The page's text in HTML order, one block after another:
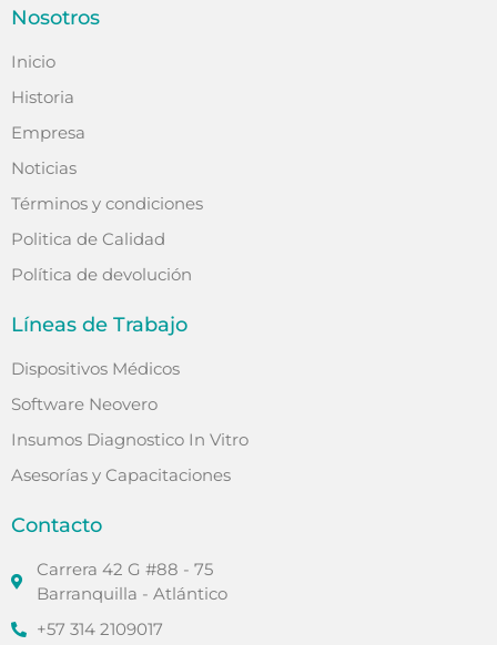
Nosotros
Inicio
Historia
Empresa
Noticias
Términos y condiciones
Politica de Calidad
Política de devolución
Líneas de Trabajo
Dispositivos Médicos
Software Neovero
Insumos Diagnostico In Vitro
Asesorías y Capacitaciones
Contacto
Carrera 42 G #88 - 75
Barranquilla - Atlántico
+57 314 2109017